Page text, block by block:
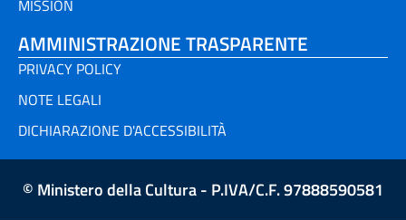
MISSION
AMMINISTRAZIONE TRASPARENTE
PRIVACY POLICY
NOTE LEGALI
DICHIARAZIONE D'ACCESSIBILITÀ
© Ministero della Cultura - P.IVA/C.F. 97888590581